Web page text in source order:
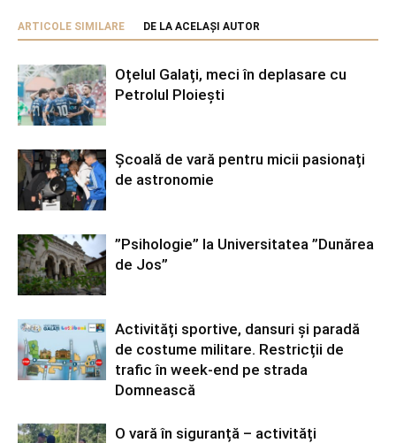
ARTICOLE SIMILARE DE LA ACELAȘI AUTOR
Oțelul Galați, meci în deplasare cu
Petrolul Ploiești
Școală de vară pentru micii pasionați
de astronomie
”Psihologie” la Universitatea ”Dunărea
de Jos”
Activități sportive, dansuri și paradă
de costume militare. Restricții de
trafic în week-end pe strada
Domnească
O vară în siguranță – activități